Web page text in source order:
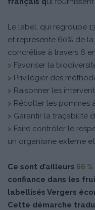
Le label, qui regroupe
et représente 60% de
concrétise à travers 6
> Favoriser la
> Privilégier des
> Raisonner les
> Récolter les pommes
> Garantir la traçabilité
> Faire contrôler le
un organisme externe
Ce sont d’ailleurs 66 %
confiance dans les
labellisés Vergers
Cette démarche